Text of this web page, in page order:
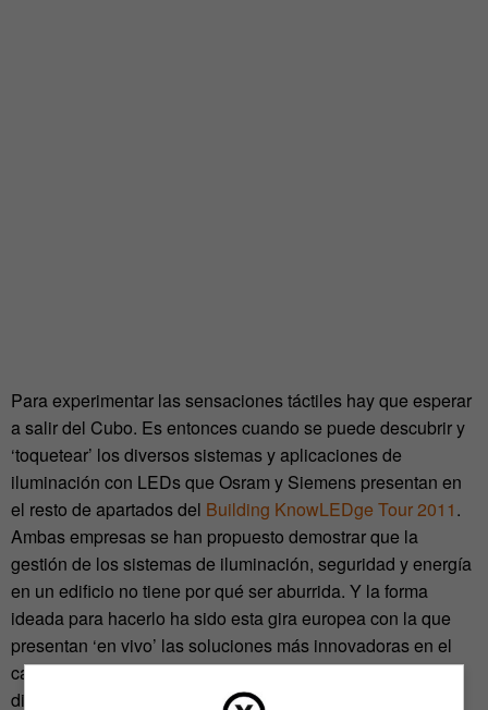
Para experimentar las sensaciones táctiles hay que esperar
a salir del Cubo. Es entonces cuando se puede descubrir y
‘toquetear’ los diversos sistemas y aplicaciones de
iluminación con LEDs que Osram y Siemens presentan en
el resto de apartados del Building KnowLEDge Tour 2011.
Ambas empresas se han propuesto demostrar que la
gestión de los sistemas de iluminación, seguridad y energía
en un edificio no tiene por qué ser aburrida. Y la forma
ideada para hacerlo ha sido esta gira europea con la que
presentan ‘en vivo’ las soluciones más innovadoras en el
campo de la iluminación, la automatización domótica y la
distribución de la energía.